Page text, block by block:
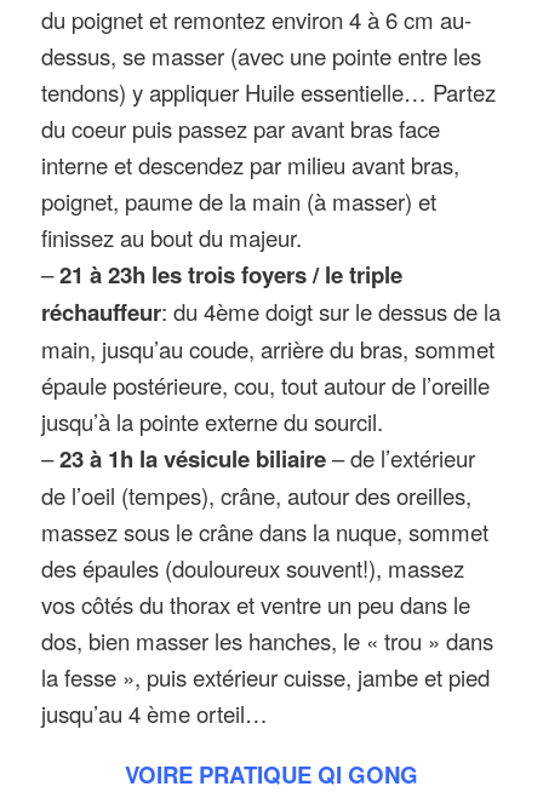
du poignet et remontez environ 4 à 6 cm au-
dessus, se masser (avec une pointe entre les
tendons) y appliquer Huile essentielle… Partez
du coeur puis passez par avant bras face
interne et descendez par milieu avant bras,
poignet, paume de la main (à masser) et
finissez au bout du majeur.
–21 à 23h les trois foyers / le triple
réchauffeur: du 4ème doigt sur le dessus de la
main, jusqu’au coude, arrière du bras, sommet
épaule postérieure, cou, tout autour de l’oreille
jusqu’à la pointe externe du sourcil.
–23 à 1h la vésicule biliaire– de l’extérieur
de l’oeil (tempes), crâne, autour des oreilles,
massez sous le crâne dans la nuque, sommet
des épaules (douloureux souvent!), massez
vos côtés du thorax et ventre un peu dans le
dos, bien masser les hanches, le « trou » dans
la fesse », puis extérieur cuisse, jambe et pied
jusqu’au 4 ème orteil…
VOIRE PRATIQUE QI GONG